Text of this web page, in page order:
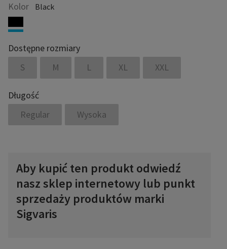
Kolor Black
Dostępne rozmiary
S
M L XL XXL
Długość
Regular
Wysoka
Aby kupić ten produkt odwiedź
nasz sklep internetowy lub punkt
sprzedaży produktów marki
Sigvaris